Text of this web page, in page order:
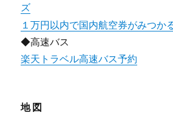
ズ
１万円以内で国内航空券がみつか
◆高速バス
楽天トラベル高速バス予約
地図